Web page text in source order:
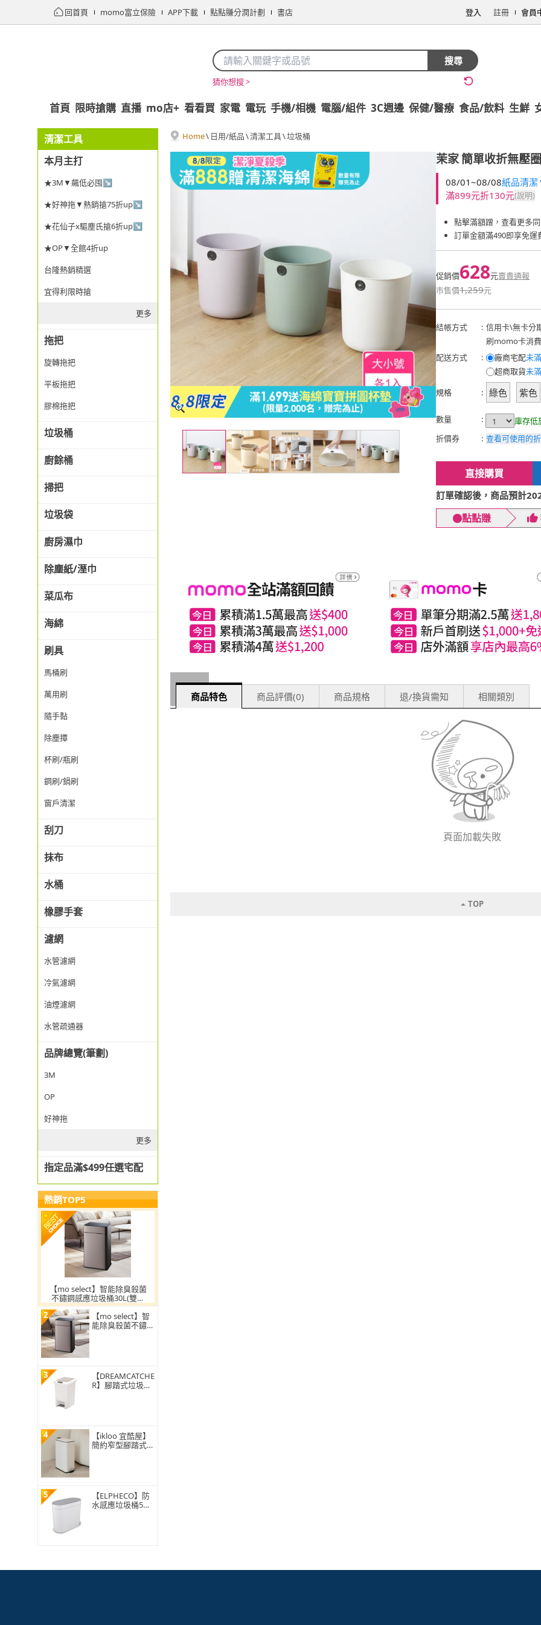
回首頁 momo富立保險 APP下載 點點賺分潤計劃 書店 登入 註冊 會員
搜尋
猜你想搜 >
首頁 限時搶購 直播 mo店+ 看看買 家電 電玩 手機/相機 電腦/組件 3C週邊 保健/醫療 食品/飲料 生鮮
清潔工具
本月主打
★3M▼飆低必囤↘
★好神拖▼熱銷搶75折up↘
★花仙子x驅塵氏搶6折up↘
★OP▼全館4折up
台隆熱銷精選
宜得利限時搶
更多
拖把
旋轉拖把
平板拖把
膠棉拖把
垃圾桶
廚餘桶
掃把
垃圾袋
廚房濕巾
除塵紙/溼巾
菜瓜布
海綿
刷具
馬桶刷
萬用刷
隨手黏
除塵撢
杯刷/瓶刷
鋼刷/鍋刷
窗戶清潔
刮刀
抹布
水桶
橡膠手套
濾網
水管濾網
冷氣濾網
油煙濾網
水管疏通器
品牌總覽(筆劃)
3M
OP
好神拖
更多
指定品滿$499任選宅配
熱銷TOP5
【mo select】智能除臭殺菌
不鏽鋼感應垃圾桶30L(雙開
蓋/大容量/附充電電池/mo選)
2
【mo select】智
能除臭殺菌不鏽鋼
3
【DREAMCATCHE
R】腳踏式垃圾桶
4
【ikloo 宜酷屋】
簡約窄型腳踏式垃
5
【ELPHECO】防
水感應垃圾桶5公
Home\ 日用/紙品\清潔工具\垃圾桶
茉家簡單收折無壓
08/01~08/08紙品清
滿899元折130元(說明)
點擊滿額蹭，查看更多
訂單金額滿490即享免運
促銷價628元賣貴通報
市售價1,259元
結帳方式 : 信用卡\無卡分
刷momo卡消
配送方式
: 廠商宅配未
超商取貨未
規格
: 綠色 紫色
數量 :
庫存低
折價券
: 查看可使用的
直接購買
訂單確認後，商品預計
點點賺
商品特色 商品評價(0) 商品規格 退/換貨需知 相關類別
頁面加載失敗
TOP